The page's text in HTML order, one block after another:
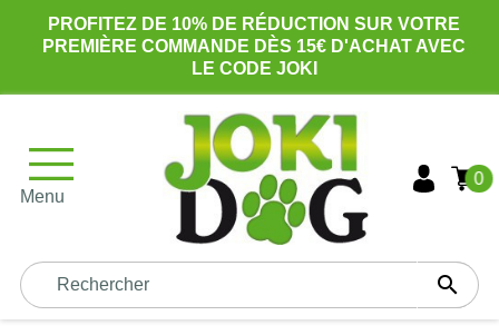
PROFITEZ DE 10% DE RÉDUCTION SUR VOTRE
PREMIÈRE COMMANDE DÈS 15€ D'ACHAT AVEC
LE CODE JOKI
Menu

0